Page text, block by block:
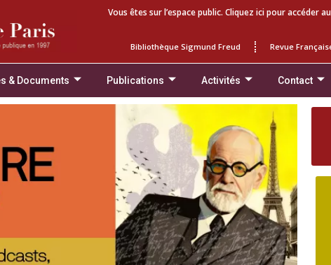
Vous êtes sur l’espace public. Cliquez ici pour accéder
Bibliothèque Sigmund Freud Revue
& Documents Publications Activités Contact